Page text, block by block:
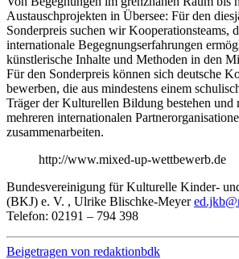
Austauschprojekten in Übersee: Für den
Sonderpreis suchen wir Kooperationsteams,
internationale Begegnungserfahrungen
künstlerische Inhalte und Methoden in den
Für den Sonderpreis können sich deutsche
bewerben, die aus mindestens einem
Träger der Kulturellen Bildung bestehen und
mehreren internationalen
zusammenarbeiten.
http://www.mixed-up-wettbewerb.de
Bundesvereinigung für Kulturelle Kinder-
(BKJ) e. V. , Ulrike Blischke-Meyer
Telefon: 02191 – 794 398
Beigetragen von redaktionbdk